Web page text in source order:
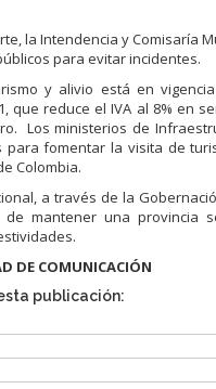
la Intendencia y Comisaría
para evitar incidentes.
y alivio está en
que reduce el IVA al 8% en
Los ministerios de
para fomentar la visita de
Colombia.
a través de la
de mantener una provincia
DE COMUNICACIÓN
publicación: